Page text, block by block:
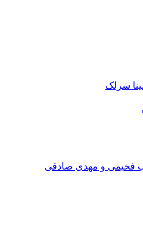
سرلک
فخیمی و مهدی صادقی